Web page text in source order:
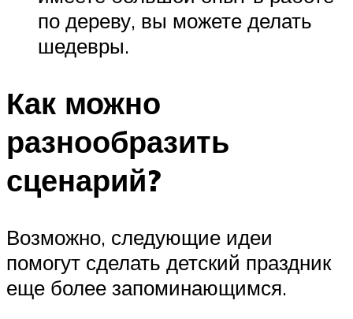
по дереву, вы можете делать
шедевры.
Как можно
разнообразить
сценарий?
Возможно, следующие идеи
помогут сделать детский праздник
еще более запоминающимся.